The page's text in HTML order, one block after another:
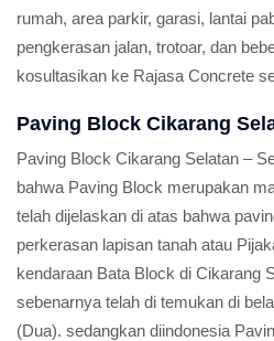
rumah, area parkir, garasi, lantai
pengkerasan jalan, trotoar, dan
kosultasikan ke Rajasa Concrete
Paving Block Cikarang
Paving Block Cikarang Selatan –
bahwa Paving Block merupakan
telah dijelaskan di atas bahwa
perkerasan lapisan tanah atau
kendaraan Bata Block di Cikarang
sebenarnya telah di temukan di
(Dua). sedangkan diindonesia